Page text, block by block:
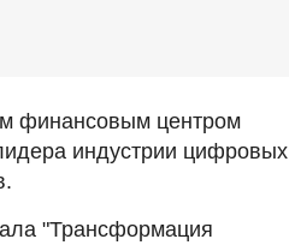
финансовым центром
индустрии цифровых
"Трансформация